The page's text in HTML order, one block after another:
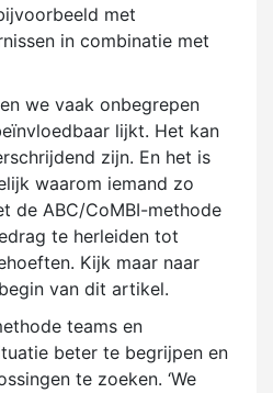
met
in combinatie met
we vaak onbegrepen
lijkt. Het kan
zijn. En het is
waarom iemand zo
de ABC/CoMBI-methode
te herleiden tot
Kijk maar naar
van dit artikel.
teams en
beter te begrijpen en
te zoeken. ‘We